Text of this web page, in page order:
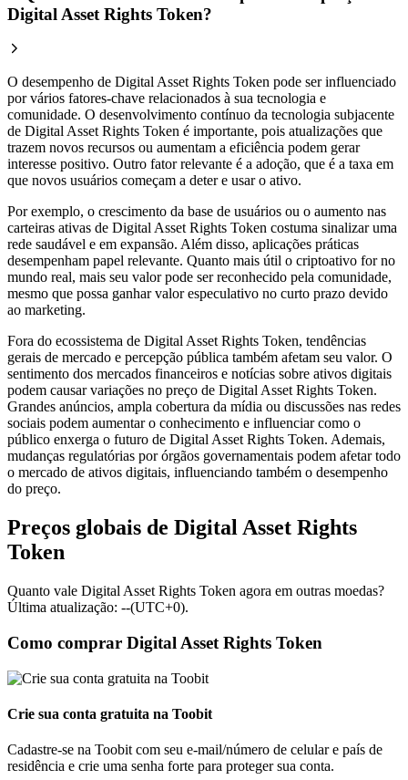
Digital Asset Rights Token?
O desempenho de Digital Asset Rights Token pode ser influenciado
por vários fatores-chave relacionados à sua tecnologia e
comunidade. O desenvolvimento contínuo da tecnologia subjacente
de Digital Asset Rights Token é importante, pois atualizações que
trazem novos recursos ou aumentam a eficiência podem gerar
interesse positivo. Outro fator relevante é a adoção, que é a taxa em
que novos usuários começam a deter e usar o ativo.
Por exemplo, o crescimento da base de usuários ou o aumento nas
carteiras ativas de Digital Asset Rights Token costuma sinalizar uma
rede saudável e em expansão. Além disso, aplicações práticas
desempenham papel relevante. Quanto mais útil o criptoativo for no
mundo real, mais seu valor pode ser reconhecido pela comunidade,
mesmo que possa ganhar valor especulativo no curto prazo devido
ao marketing.
Fora do ecossistema de Digital Asset Rights Token, tendências
gerais de mercado e percepção pública também afetam seu valor. O
sentimento dos mercados financeiros e notícias sobre ativos digitais
podem causar variações no preço de Digital Asset Rights Token.
Grandes anúncios, ampla cobertura da mídia ou discussões nas redes
sociais podem aumentar o conhecimento e influenciar como o
público enxerga o futuro de Digital Asset Rights Token. Ademais,
mudanças regulatórias por órgãos governamentais podem afetar todo
o mercado de ativos digitais, influenciando também o desempenho
do preço.
Preços globais de Digital Asset Rights
Token
Quanto vale Digital Asset Rights Token agora em outras moedas?
Última atualização: --(UTC+0).
Como comprar Digital Asset Rights Token
Crie sua conta gratuita na Toobit
Cadastre-se na Toobit com seu e-mail/número de celular e país de
residência e crie uma senha forte para proteger sua conta.